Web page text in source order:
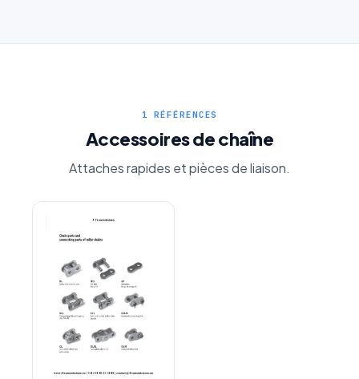
1 RÉFÉRENCES
Accessoires de chaîne
Attaches rapides et pièces de liaison.